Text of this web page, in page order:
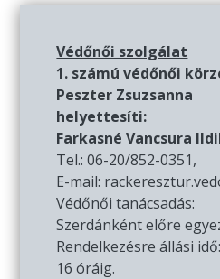
Védőnői szolgálat
1. számú védőnői
Peszter Zsuzsanna
helyettesíti:
Farkasné Vancsura
Tel.: 06-20/852-0351,
E-mail:
Védőnői tanácsadás:
Szerdánként előre
Rendelkezésre állási
16 óráig.